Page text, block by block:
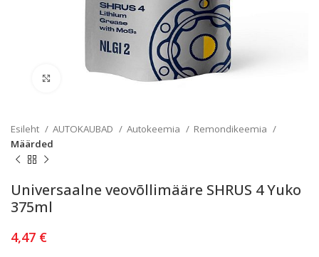
Kliki lülitamiseks
Esileht AUTOKAUBAD Autokeemia
Remondikeemia
Määrded
Universaalne veovõllimääre SHRUS 4 Yuko
375ml
4,47 €